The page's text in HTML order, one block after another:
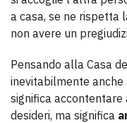
a casa, se ne rispetta
non avere un
Pensando alla Casa
inevitabilmente anche
significa accontentare
desideri, ma significa